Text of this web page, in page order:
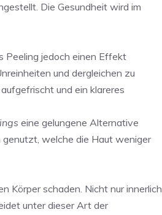
Die Gesundheit wird im
Peeling jedoch einen Effekt
und dergleichen zu
und ein klareres
eine gelungene Alternative
welche die Haut weniger
Körper schaden. Nicht nur innerlich
unter dieser Art der